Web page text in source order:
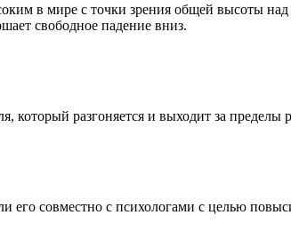
в мире с точки зрения общей высоты над
свободное падение вниз.
разгоняется и выходит за пределы
его совместно с психологами с целью